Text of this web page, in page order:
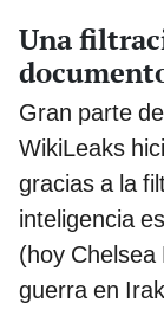
Una
Gran parte
WikiLeaks
gracias a la
inteligencia
(hoy
guerra en